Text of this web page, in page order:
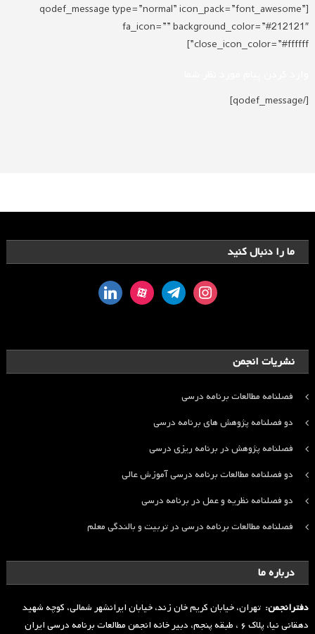
[qodef_message type=”normal” icon_pack=”font_awesome”
fa_icon=”” background_color=”#212121″
close_icon_color=”#ffffff”]
[/qodef_message]
ما را دنبال کنید
instagram
telegram
aparat
linkedin
نشریات انجمن
فصلنامه مطالعات برنامه درسی
دو فصلنامه پژوهش های برنامه درسی
فصلنامه پژوهش در برنامه ریزی درسی
دو فصلنامه مطالعات برنامه درسی آموزش عالی
دو فصلنامه نظریه و عمل در برنامه درسی
فصلنامه مطالعات برنامه درسی در تربیت و بالندگی معلم
درباره ما
دفترانجمن: تهران، خیابان کریم خان زند، خیابان ایرانشهر شمالی، کوچه شهید
دهقانی نیا، پلاک ۶ ، طبقه پنجم، دبیر خانه انجمن مطالعات برنامه درسی ایران